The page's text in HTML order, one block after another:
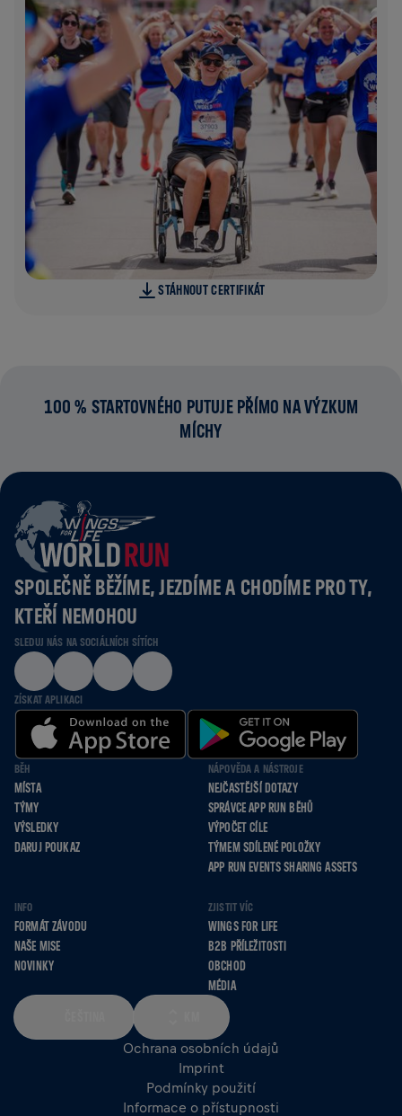
STÁHNOUT CERTIFIKÁT
100 % STARTOVNÉHO PUTUJE PŘÍMO NA VÝZKUM
MÍCHY
SPOLEČNĚ BĚŽÍME, JEZDÍME A CHODÍME PRO TY,
KTEŘÍ NEMOHOU
SLEDUJ NÁS NA SOCIÁLNÍCH SÍTÍCH
ZÍSKAT APLIKACI
BĚH
MÍSTA
TÝMY
VÝSLEDKY
DARUJ POUKAZ
NÁPOVĚDA A NÁSTROJE
NEJČASTĚJŠÍ DOTAZY
SPRÁVCE APP RUN BĚHŮ
VÝPOČET CÍLE
TÝMEM SDÍLENÉ POLOŽKY
APP RUN EVENTS SHARING ASSETS
INFO
FORMÁT ZÁVODU
NAŠE MISE
NOVINKY
ZJISTIT VÍC
WINGS FOR LIFE
B2B PŘÍLEŽITOSTI
OBCHOD
MÉDIA
Ochrana osobních údajů
Imprint
Podmínky použití
Informace o přístupnosti